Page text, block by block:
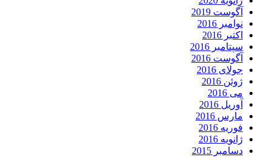
آگوست 2019
نوامبر 2016
اکتبر 2016
سپتامبر 2016
آگوست 2016
جولای 2016
ژوئن 2016
می 2016
آوریل 2016
مارس 2016
فوریه 2016
ژانویه 2016
دسامبر 2015